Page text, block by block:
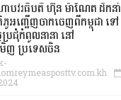
ាបវរធិបតី ហ៊ុន ម៉ាណែត ដឹកនាំ
អញ្ជើញចាកចេញពីកម្ពុជា ទៅ
រជុំកំពូលនានា នៅ
ញ ប្រទេសចិន